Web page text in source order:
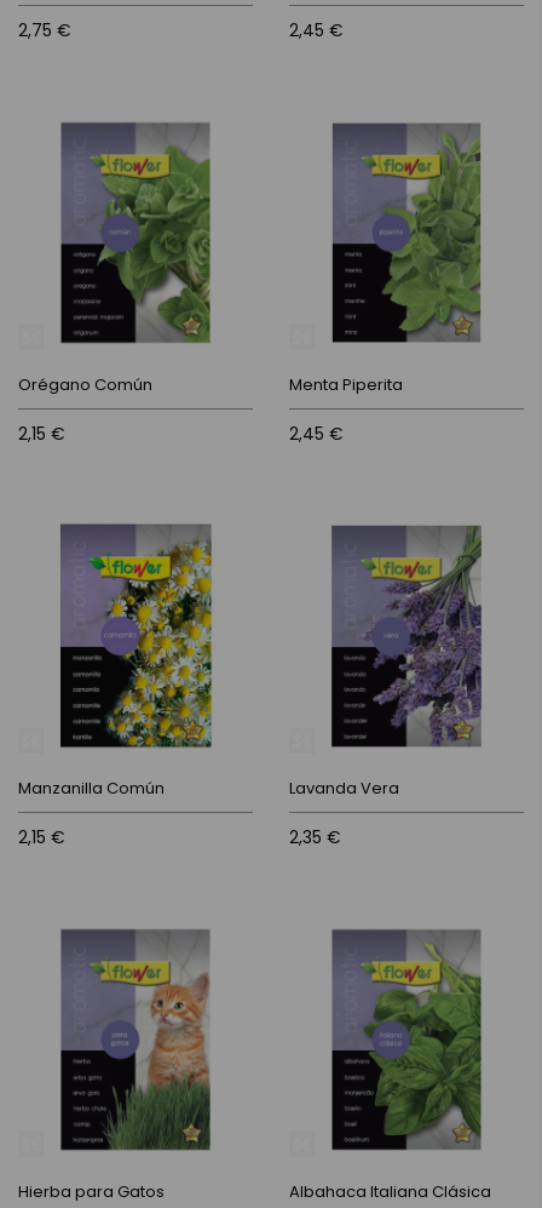
2,75 € 2,45 €
Orégano Común
2,15 €
Menta Piperita
2,45 €
Manzanilla Común
2,15 €
Lavanda Vera
2,35 €
Hierba para Gatos Albahaca Italiana Clásica